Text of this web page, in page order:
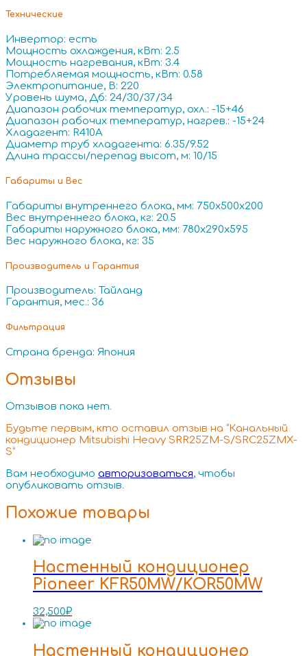
Технические
Инвертор: есть
Мощность охлаждения, кВт: 2.5
Мощность нагревания, кВт: 3.4
Потребляемая мощность, кВт: 0.58
Электропитание, В: 220
Уровень шума, Дб: 24/30/37/34
Диапазон рабочих температур, охл.: -15+46
Диапазон рабочих температур, нагрев.: -15+24
Хладагент: R410A
Диаметр труб хладагента: 6.35/9.52
Длина трассы/перепад высот, м: 10/15
Габариты и Вес
Габариты внутреннего блока, мм: 750x500x200
Вес внутреннего блока, кг: 20.5
Габариты наружного блока, мм: 780x290x595
Вес наружного блока, кг: 35
Производитель и Гарантия
Производитель: Тайланд
Гарантия, мес.: 36
Фильтрация
Страна бренда: Япония
Отзывы
Отзывов пока нет.
Будьте первым, кто оставил отзыв на “Канальный
кондиционер Mitsubishi Heavy SRR25ZM-S/SRC25ZMX-
S”
Вам необходимо авторизоваться, чтобы
опубликовать отзыв.
Похожие товары
Настенный кондиционер
Pioneer KFR50MW/KOR50MW
32,500₽
Настенный кондиционер